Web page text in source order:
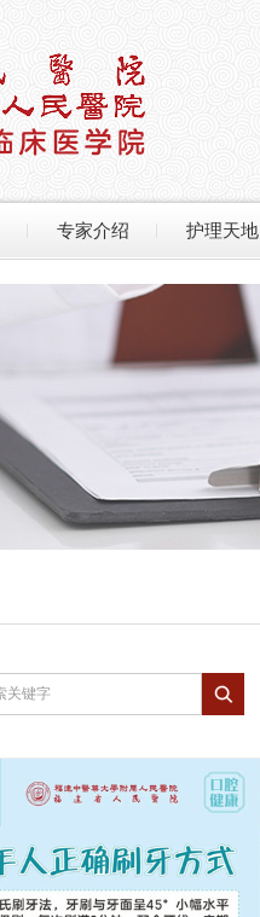
专家介绍 护理天地